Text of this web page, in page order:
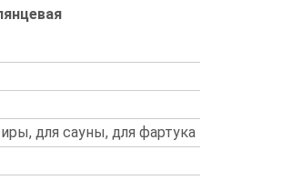
для сауны, для фартука